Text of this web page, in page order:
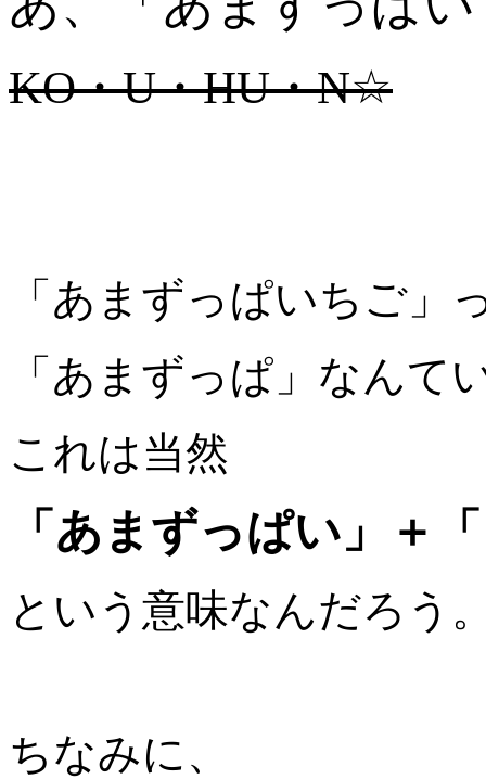
KO・U・HU・N☆
「あまずっぱいちご」
「あまずっぱ」なんて
これは当然
「あまずっぱい」＋
という意味なんだろう
ちなみに、